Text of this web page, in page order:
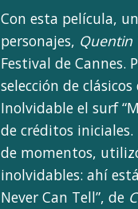
Con esta película,
personajes, Quentin
Festival de Cannes.
selección de
Inolvidable el surf
de créditos iniciales.
de momentos,
inolvidables: ahí
Never Can Tell”, de